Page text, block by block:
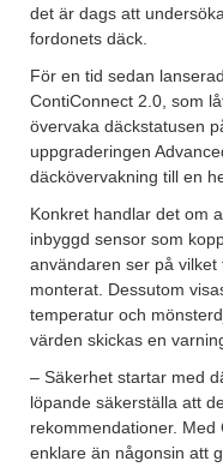
det är dags att
fordonets däck.
För en tid sedan
ContiConnect 2.0, som
övervaka däckstatusen
uppgraderingen
däckövervakning till en
Konkret handlar det om
inbyggd sensor som
användaren ser på
monterat. Dessutom
temperatur och
värden skickas en
– Säkerhet startar med
löpande säkerställa att
rekommendationer. Med
enklare än någonsin att